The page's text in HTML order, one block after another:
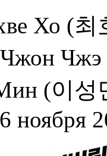
Хо (최
Чжэ
(이성
ноября